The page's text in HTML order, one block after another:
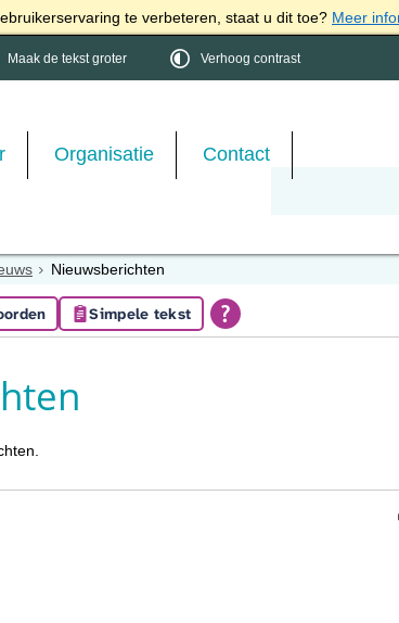
te verbeteren, staat u dit toe? Meer
Maak de tekst groter Verhoog contrast
Organisatie Contact
Nieuwsberichten
Simpele tekst